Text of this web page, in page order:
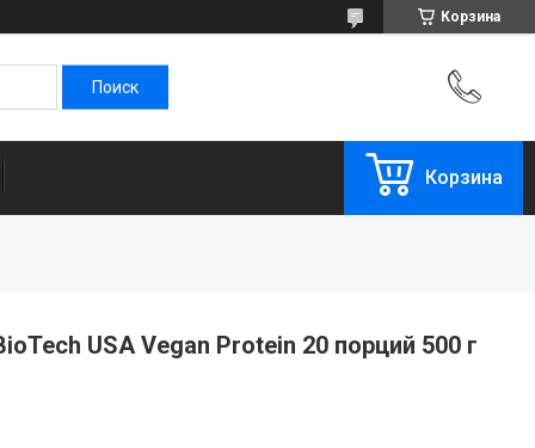
Корзина
Корзина
USA Vegan Protein 20 порций 500 г